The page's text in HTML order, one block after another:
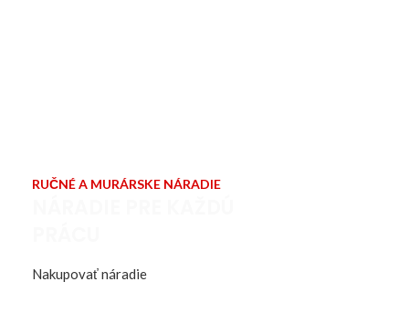
RUČNÉ A MURÁRSKE NÁRADIE
Nakupovať náradie